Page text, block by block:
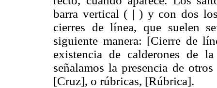
barra vertical ( | ) y con dos
cierres de línea, que suelen
siguiente manera: [Cierre de
existencia de calderones de
señalamos la presencia de
[Cruz], o rúbricas, [Rúbrica].